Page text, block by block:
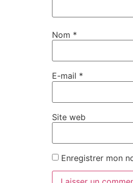
Nom *
E-mail *
Site web
Enregistrer mon